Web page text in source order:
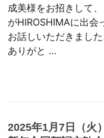
成美様をお招きして
がHIROSHIMAに出会
お話しいただきまし
ありがと …
2025年1月7日（火